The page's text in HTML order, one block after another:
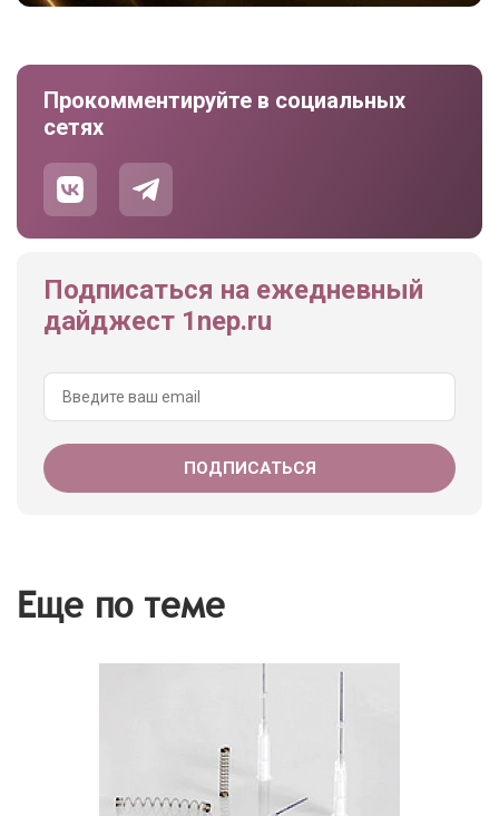
Прокомментируйте в социальных
сетях
Подписаться на ежедневный
дайджест 1nep.ru
Еще по теме